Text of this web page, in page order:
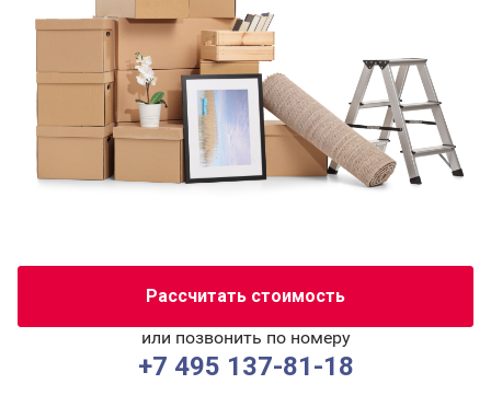
Рассчитать стоимость
или позвонить по номеру
+7 495 137-81-18